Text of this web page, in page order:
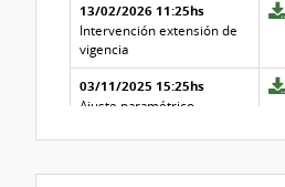
13/02/2026 11:25hs
Intervención extensión de
vigencia
03/11/2025 15:25hs
Ajuste paramétrico
semestre Mayo 2025 ¿